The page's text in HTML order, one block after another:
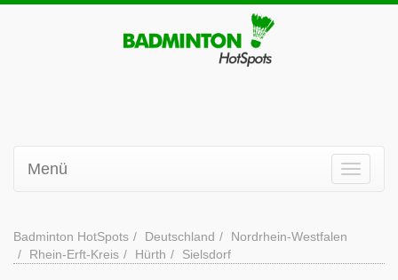
Menü
Badminton HotSpots Deutschland
Nordrhein-Westfalen
Rhein-Erft-Kreis
Hürth Sielsdorf